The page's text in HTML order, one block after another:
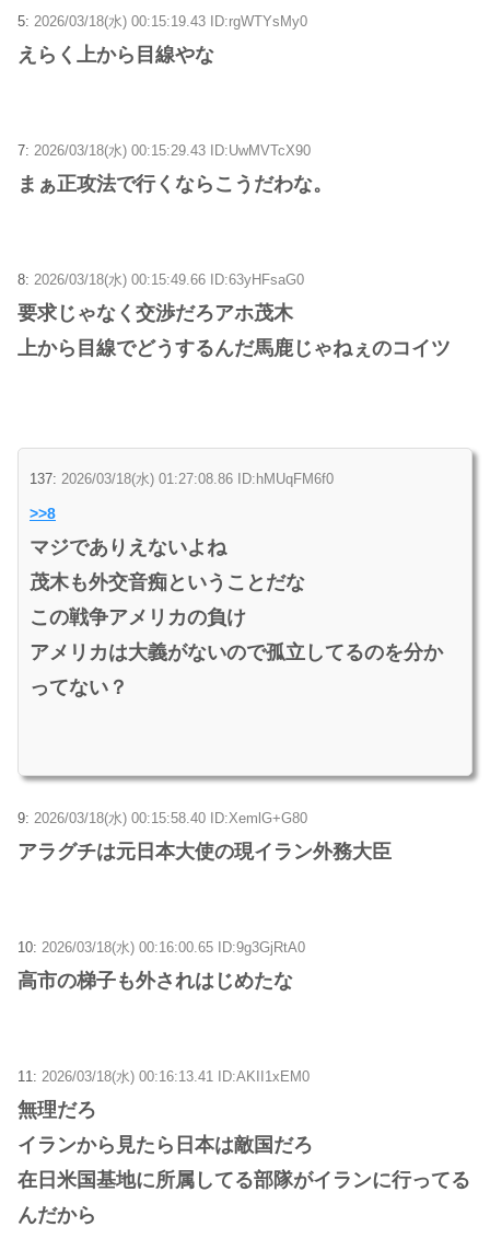
5: 2026/03/18(水) 00:15:19.43 ID:rgWTYsMy0
えらく上から目線やな
7: 2026/03/18(水) 00:15:29.43 ID:UwMVTcX90
まぁ正攻法で行くならこうだわな。
8: 2026/03/18(水) 00:15:49.66 ID:63yHFsaG0
要求じゃなく交渉だろアホ茂木
上から目線でどうするんだ馬鹿じゃねぇのコイツ
137: 2026/03/18(水) 01:27:08.86 ID:hMUqFM6f0
>>8
マジでありえないよね
茂木も外交音痴ということだな
この戦争アメリカの負け
アメリカは大義がないので孤立してるのを分か
ってない？
9: 2026/03/18(水) 00:15:58.40 ID:XemlG+G80
アラグチは元日本大使の現イラン外務大臣
10: 2026/03/18(水) 00:16:00.65 ID:9g3GjRtA0
高市の梯子も外されはじめたな
11: 2026/03/18(水) 00:16:13.41 ID:AKII1xEM0
無理だろ
イランから見たら日本は敵国だろ
在日米国基地に所属してる部隊がイランに行ってる
んだから